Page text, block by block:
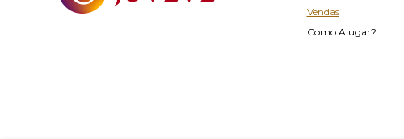
Vendas
Como Alugar?